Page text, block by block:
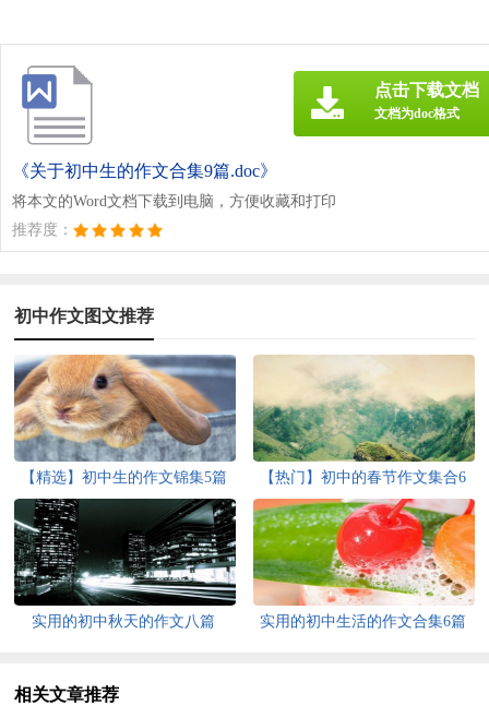
《关于初中生的作文合集9篇.doc》
将本文的Word文档下载到电脑，方便收藏和打印
推荐度：
点击下载文档
文档为doc格式
初中作文图文推荐
【精选】初中生的作文锦集5篇
【热门】初中的春节作文集合6
篇
实用的初中秋天的作文八篇 实用的初中生活的作文合集6篇
相关文章推荐